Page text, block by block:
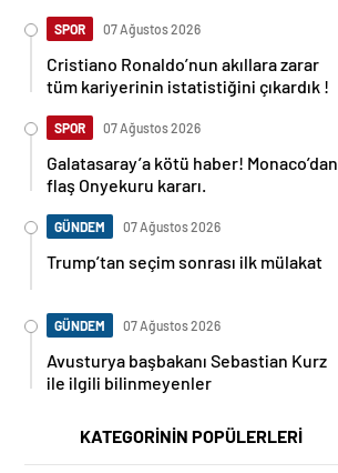
SPOR 07 Ağustos 2026
Cristiano Ronaldo’nun akıllara zarar
tüm kariyerinin istatistiğini çıkardık !
SPOR 07 Ağustos 2026
Galatasaray’a kötü haber! Monaco’dan
flaş Onyekuru kararı.
GÜNDEM 07 Ağustos 2026
Trump’tan seçim sonrası ilk mülakat
GÜNDEM 07 Ağustos 2026
Avusturya başbakanı Sebastian Kurz
ile ilgili bilinmeyenler
KATEGORİNİN POPÜLERLERİ